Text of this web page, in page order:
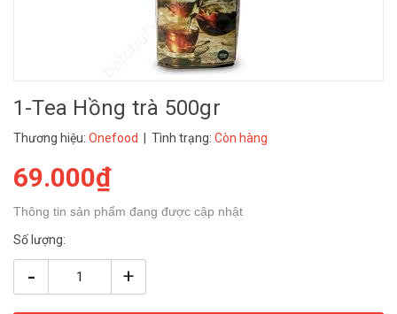
1-Tea Hồng trà 500gr
Thương hiệu: Onefood | Tình trạng: Còn hàng
69.000₫
Thông tin sản phẩm đang được cập nhật
Số lượng:
- +